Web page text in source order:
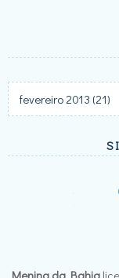
Menina da Bahia